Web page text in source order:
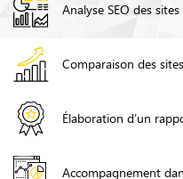
Analyse SEO des
Comparaison des
Élaboration d’un
Accompagnement